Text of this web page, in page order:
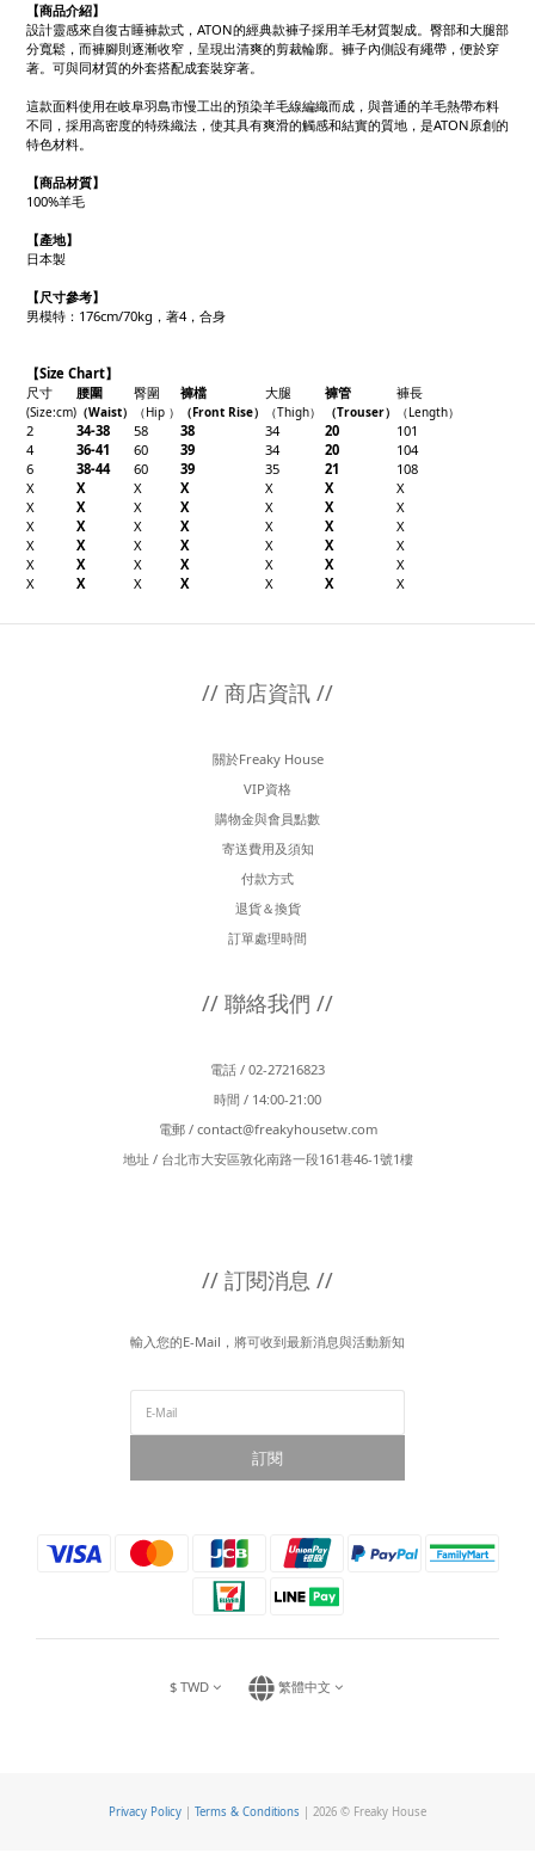
【商品介紹】
設計靈感來自復古睡褲款式，ATON的經典款褲子採用羊毛材質製成。臀部和大腿部
分寬鬆，而褲腳則逐漸收窄，呈現出清爽的剪裁輪廓。褲子內側設有繩帶，便於穿
著。可與同材質的外套搭配成套裝穿著。
這款面料使用在岐阜羽島市慢工出的預染羊毛線編織而成，與普通的羊毛熱帶布料
不同，採用高密度的特殊織法，使其具有爽滑的觸感和結實的質地，是ATON原創的
特色材料。
【商品材質】
100%羊毛
【產地】
日本製
【尺寸參考】
男模特：176cm/70kg，著4，合身
【Size Chart】
尺寸
腰圍 臀圍 褲檔 大腿 褲管 褲長
(Size:cm) （Waist） （Hip ） （Front Rise） （Thigh） （Trouser） （Length）
2 34-38 58 38 34 20
101
4
36-41 60 39 34 20
104
6
38-44 60 39 35 21
108
X
X X X X X
X
X
X X X X X
X
X
X X X X X
X
X
X X X X X
X
X
X X X X X
X
X
X X X X X X
// 商店資訊 //
關於Freaky House
VIP資格
購物金與會員點數
寄送費用及須知
付款方式
退貨＆換貨
訂單處理時間
// 聯絡我們 //
電話 / 02-27216823
時間 / 14:00-21:00
電郵 / contact@freakyhousetw.com
地址 / 台北市大安區敦化南路一段161巷46-1號1樓
// 訂閱消息 //
輸入您的E-Mail，將可收到最新消息與活動新知
訂閱
$ TWD 繁體中文
Privacy Policy | Terms & Conditions | 2026 © Freaky House